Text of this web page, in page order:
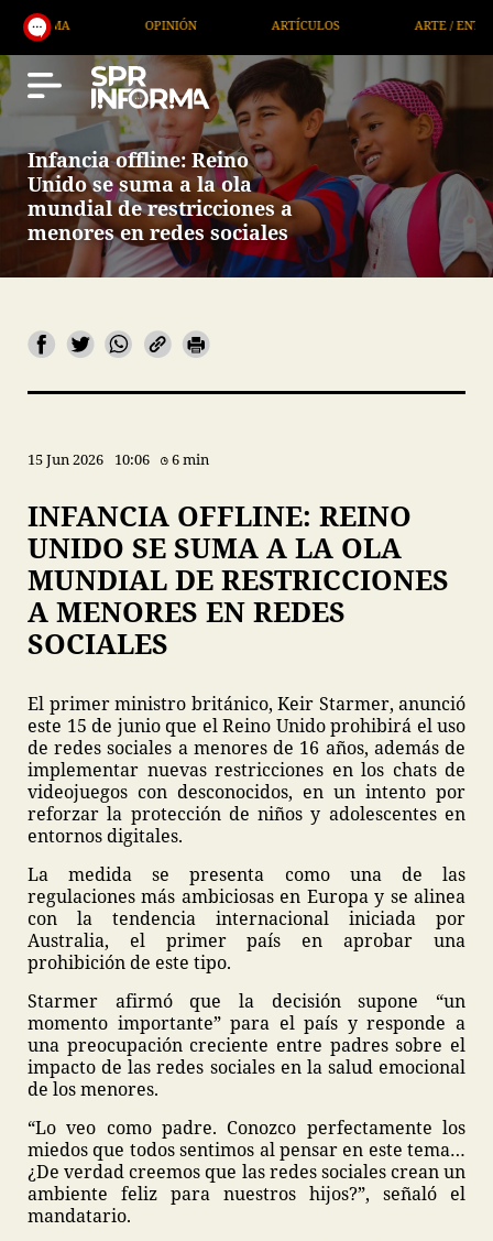
OPINIÓN ARTÍCULOS ARTE / ENTRETENIMIENTO
Infancia offline: Reino
Unido se suma a la ola
mundial de restricciones a
menores en redes sociales
15 Jun 2026 10:06 6 min
INFANCIA OFFLINE: REINO
UNIDO SE SUMA A LA OLA
MUNDIAL DE RESTRICCIONES
A MENORES EN REDES
SOCIALES
El primer ministro británico, Keir Starmer, anunció
este 15 de junio que el Reino Unido prohibirá el uso
de redes sociales a menores de 16 años, además de
implementar nuevas restricciones en los chats de
videojuegos con desconocidos, en un intento por
reforzar la protección de niños y adolescentes en
entornos digitales.
La medida se presenta como una de las
regulaciones más ambiciosas en Europa y se alinea
con la tendencia internacional iniciada por
Australia, el primer país en aprobar una
prohibición de este tipo.
Starmer afirmó que la decisión supone “un
momento importante” para el país y responde a
una preocupación creciente entre padres sobre el
impacto de las redes sociales en la salud emocional
de los menores.
“Lo veo como padre. Conozco perfectamente los
miedos que todos sentimos al pensar en este tema…
¿De verdad creemos que las redes sociales crean un
ambiente feliz para nuestros hijos?”, señaló el
mandatario.